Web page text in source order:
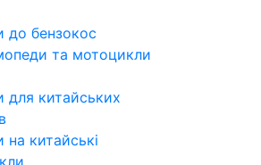
до бензокос
та мотоцикли
для китайських
на китайські